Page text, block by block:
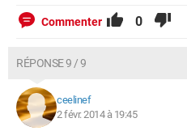
02 2014 14:28:32 GMT+0100");
2014 16:52:39 GMT+0100");
Ligne Supprimée :
Ligne Supprimée :
Commenter 0
RÉPONSE 9 / 9
ceelinef
2 févr. 2014 à 19:45